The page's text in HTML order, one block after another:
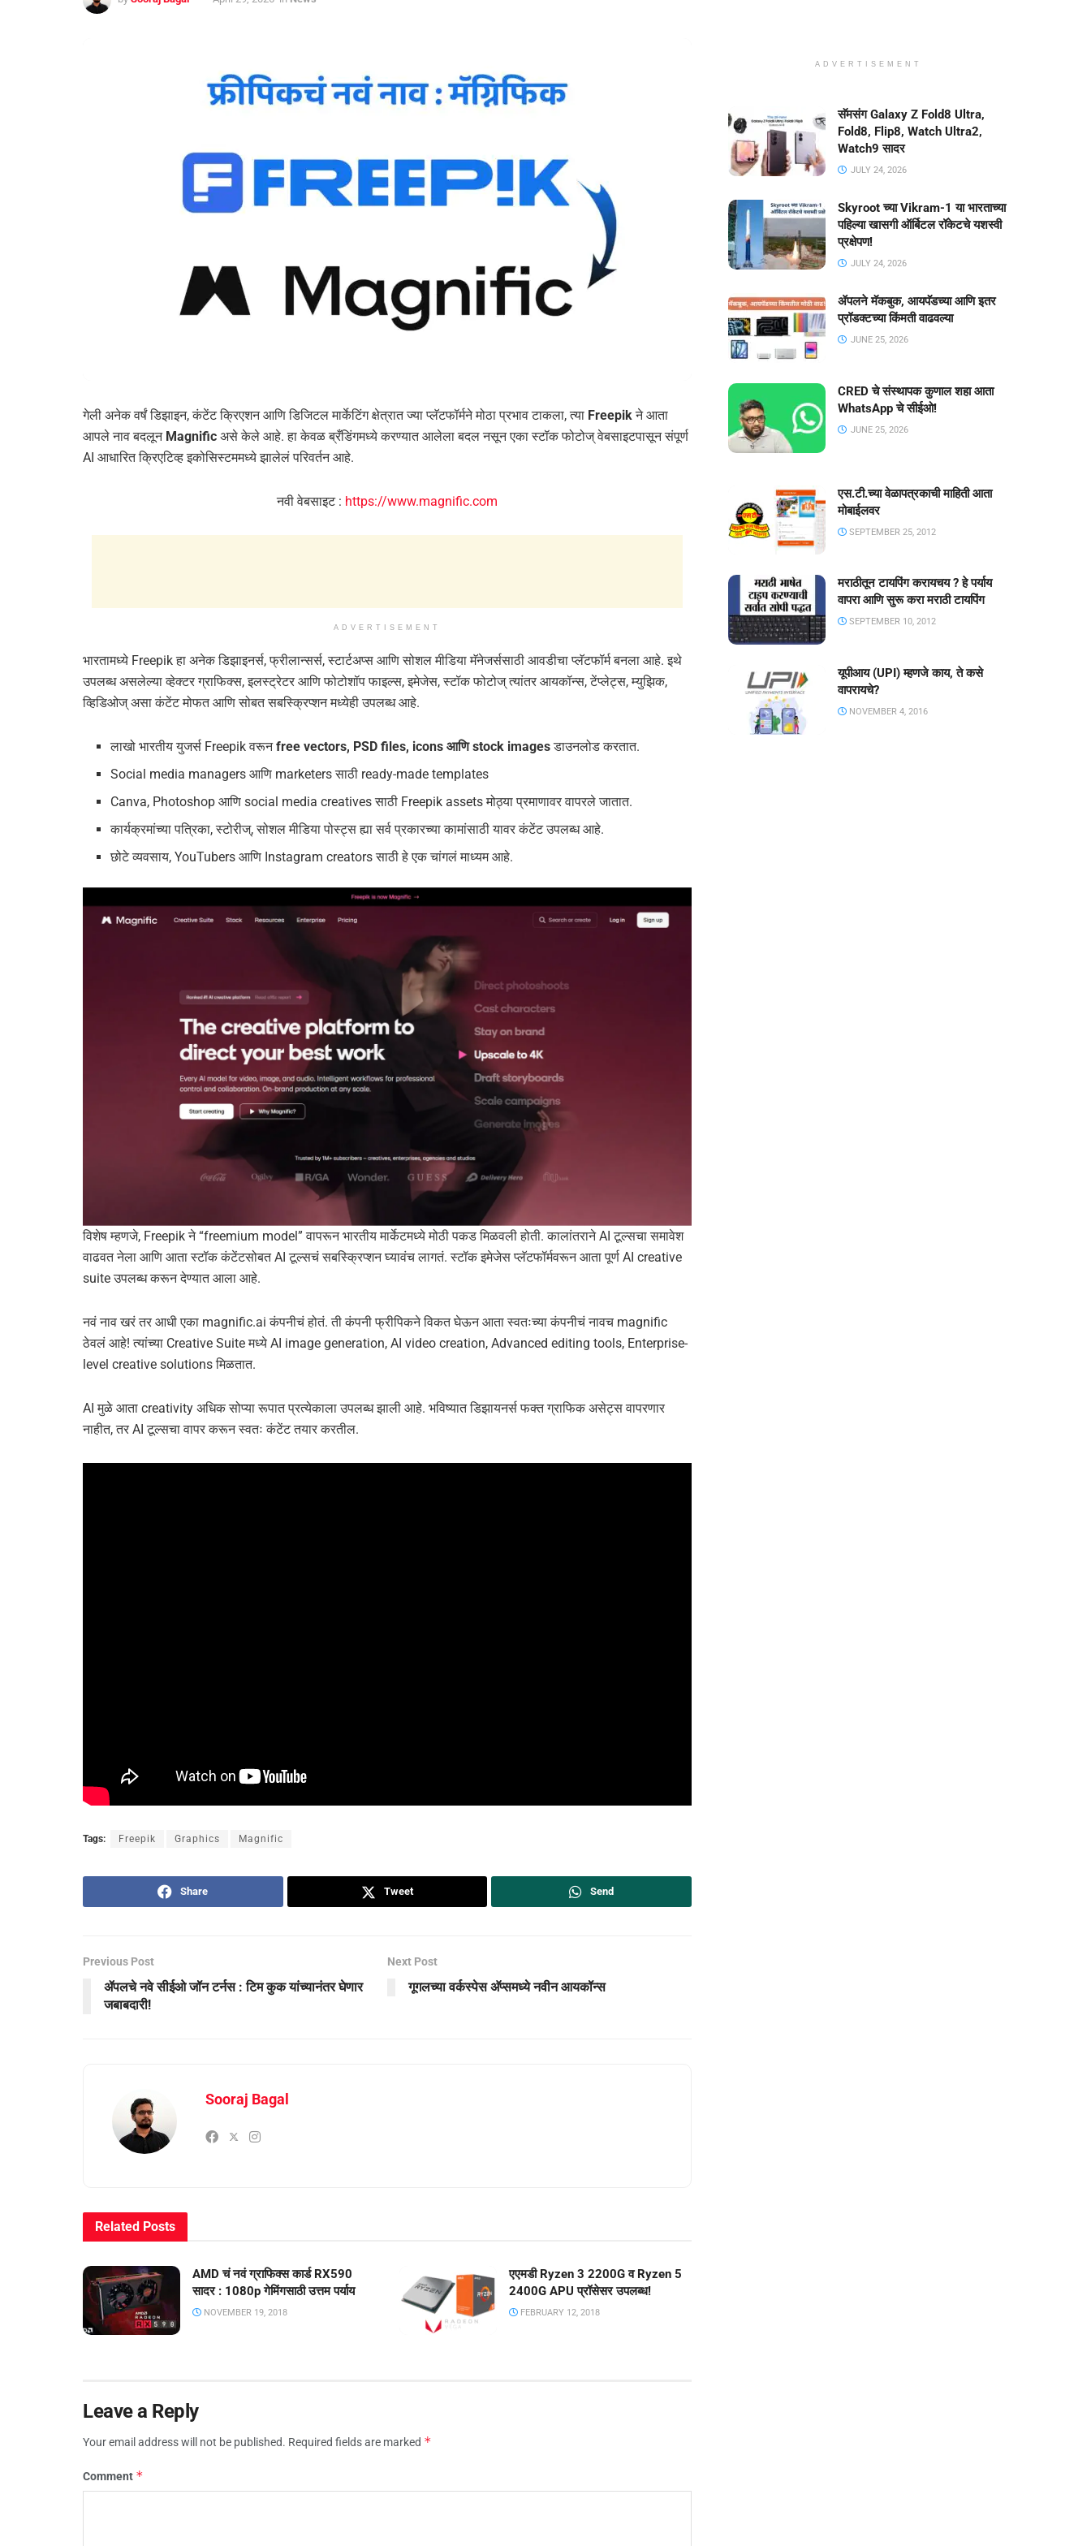
गेली अनेक वर्षं डिझाइन, कंटेंट क्रिएशन आणि डिजिटल मार्केटिंग क्षेत्रात ज्या प्लॅटफॉर्मने मोठा प्रभाव टाकला, त्या Freepikने आता
आपले नाव बदलून Magnific असे केले आहे. हा केवळ ब्रँडिंगमध्ये करण्यात आलेला बदल नसून एका स्टॉक फोटोज् वेबसाइटपासून संपूर्ण
AI आधारित क्रिएटिव्ह इकोसिस्टममध्ये झालेलं परिवर्तन आहे.
नवी वेबसाइट : https://www.magnific.com
ADVERTISEMENT
भारतामध्ये Freepik हा अनेक डिझाइनर्स, फ्रीलान्सर्स, स्टार्टअप्स आणि सोशल मीडिया मॅनेजर्ससाठी आवडीचा प्लॅटफॉर्म बनला आहे. इथे
उपलब्ध असलेल्या व्हेक्टर ग्राफिक्स, इलस्ट्रेटर आणि फोटोशॉप फाइल्स, इमेजेस, स्टॉक फोटोज् त्यांतर आयकॉन्स, टेंप्लेट्स, म्युझिक,
व्हिडिओज् असा कंटेंट मोफत आणि सोबत सबस्क्रिप्शन मध्येही उपलब्ध आहे.
लाखो भारतीय युजर्स Freepik वरूनfree vectors, PSD files, icons आणि stock imagesडाउनलोड करतात.
Social media managers आणि marketers साठी ready-made templates
Canva, Photoshop आणि social media creatives साठी Freepik assets मोठ्या प्रमाणावर वापरले जातात.
कार्यक्रमांच्या पत्रिका, स्टोरीज्, सोशल मीडिया पोस्ट्स ह्या सर्व प्रकारच्या कामांसाठी यावर कंटेंट उपलब्ध आहे.
छोटे व्यवसाय, YouTubers आणि Instagram creators साठी हे एक चांगलं माध्यम आहे.
विशेष म्हणजे, Freepik ने “freemium model” वापरून भारतीय मार्केटमध्ये मोठी पकड मिळवली होती. कालांतराने AI टूल्सचा समावेश
वाढवत नेला आणि आता स्टॉक कंटेंटसोबत AI टूल्सचं सबस्क्रिप्शन घ्यावंच लागतं. स्टॉक इमेजेस प्लॅटफॉर्मवरून आता पूर्ण AI creative
suite उपलब्ध करून देण्यात आला आहे.
नवं नाव खरं तर आधी एका magnific.ai कंपनीचं होतं. ती कंपनी फ्रीपिकने विकत घेऊन आता स्वतःच्या कंपनीचं नावच magnific
ठेवलं आहे! त्यांच्या Creative Suite मध्ये AI image generation, AI video creation, Advanced editing tools, Enterprise-
level creative solutions मिळतात.
AI मुळे आता creativity अधिक सोप्या रूपात प्रत्येकाला उपलब्ध झाली आहे. भविष्यात डिझायनर्स फक्त ग्राफिक असेट्स वापरणार
नाहीत, तर AI टूल्सचा वापर करून स्वतः कंटेंट तयार करतील.
Tags: Freepik Graphics Magnific
Share Tweet Send
Previous Post
ॲपलचे नवे सीईओ जॉन टर्नस : टिम कुक यांच्यानंतर घेणार
जबाबदारी!
Next Post
गूगलच्या वर्कस्पेस अ‍ॅप्समध्ये नवीन आयकॉन्स
Sooraj Bagal
Related Posts
AMD चं नवं ग्राफिक्स कार्ड RX590
सादर : 1080p गेमिंगसाठी उत्तम पर्याय
NOVEMBER 19, 2018
एएमडी Ryzen 3 2200G व Ryzen 5
2400G APU प्रॉसेसर उपलब्ध!
FEBRUARY 12, 2018
Leave a Reply
Your email address will not be published. Required fields are marked *
Comment *
ADVERTISEMENT
सॅमसंग Galaxy Z Fold8 Ultra,
Fold8, Flip8, Watch Ultra2,
Watch9 सादर
JULY 24, 2026
Skyroot च्या Vikram-1 या भारताच्या
पहिल्या खासगी ऑर्बिटल रॉकेटचे यशस्वी
प्रक्षेपण!
JULY 24, 2026
ॲपलने मॅकबुक, आयपॅडच्या आणि इतर
प्रॉडक्टच्या किंमती वाढवल्या
JUNE 25, 2026
CRED चे संस्थापक कुणाल शहा आता
WhatsApp चे सीईओ!
JUNE 25, 2026
एस.टी.च्या वेळापत्रकाची माहिती आता
मोबाईलवर
SEPTEMBER 25, 2012
मराठीतून टायपिंग करायचय ? हे पर्याय
वापरा आणि सुरू करा मराठी टायपिंग
SEPTEMBER 10, 2012
यूपीआय (UPI) म्हणजे काय, ते कसे
वापरायचे?
NOVEMBER 4, 2016